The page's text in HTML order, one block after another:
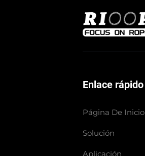
Enlace rápido
Página De Inicio
Solución
Aplicación